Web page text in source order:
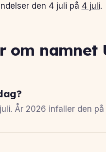
den 4 juli på 4 juli.
om namnet
År 2026 infaller den